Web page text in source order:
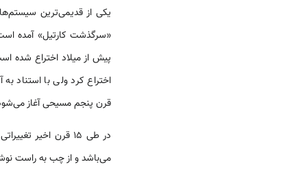
یکی از قدیمی‌ترین
«سرگذشت کارتیل» آمده
پیش از میلاد اختراع شده
اختراع کرد ولی با استناد
قرن پنجم مسیحی آغاز
در طی 15 قرن اخیر تغییراتی در تعداد و طرز ترسیم حروف رخ داد و امروز الفبای
می‌‌باشد و از چب به راست